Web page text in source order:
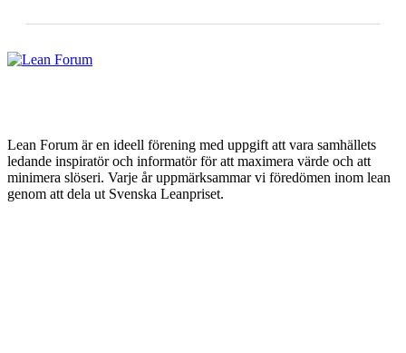
Lean Forum är en ideell förening med uppgift att vara samhällets
ledande inspiratör och informatör för att maximera värde och att
minimera slöseri. Varje år uppmärksammar vi föredömen inom lean
genom att dela ut Svenska Leanpriset.